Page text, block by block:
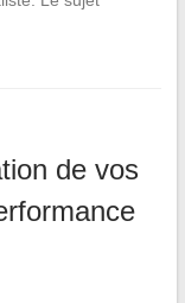
de vos